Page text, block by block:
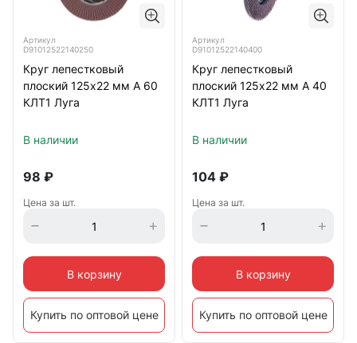
Артикул
D91012522140250
Круг лепестковый
плоский 125х22 мм A 60
КЛТ1 Луга
В наличии
98 ₽
Цена за шт.
В корзину
Купить по оптовой цене
Артикул
D91012522140400
Круг лепестковый
плоский 125х22 мм A 40
КЛТ1 Луга
В наличии
104 ₽
Цена за шт.
В корзину
Купить по оптовой цене